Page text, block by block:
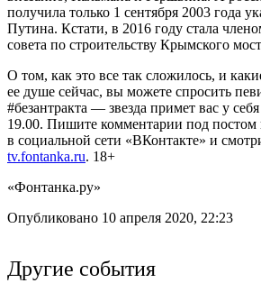
получила только 1 сентября 2003 года
Путина. Кстати, в 2016 году стала
совета по строительству Крымского
О том, как это все так сложилось, и
ее душе сейчас, вы можете спросить
#безантракта — звезда примет вас у
19.00. Пишите комментарии под
в социальной сети «ВКонтакте» и
tv.fontanka.ru. 18+
«Фонтанка.ру»
Опубликовано 10 апреля 2020, 22:23
Другие события